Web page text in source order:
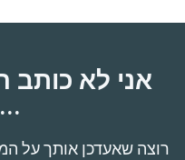
אני לא כותב
כותב...
רוצה שאעדכן אותך על